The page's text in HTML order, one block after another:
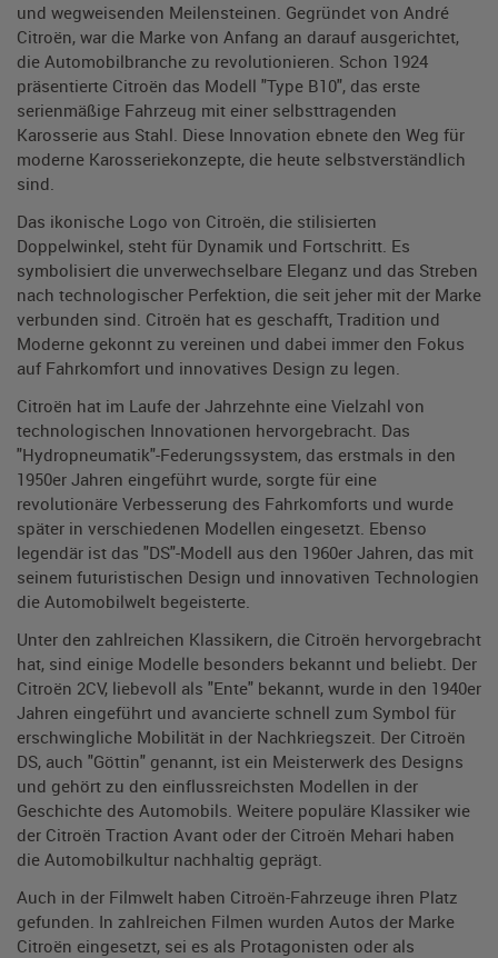
und wegweisenden Meilensteinen. Gegründet von André
Citroën, war die Marke von Anfang an darauf ausgerichtet,
die Automobilbranche zu revolutionieren. Schon 1924
präsentierte Citroën das Modell "Type B10", das erste
serienmäßige Fahrzeug mit einer selbsttragenden
Karosserie aus Stahl. Diese Innovation ebnete den Weg für
moderne Karosseriekonzepte, die heute selbstverständlich
sind.
Das ikonische Logo von Citroën, die stilisierten
Doppelwinkel, steht für Dynamik und Fortschritt. Es
symbolisiert die unverwechselbare Eleganz und das Streben
nach technologischer Perfektion, die seit jeher mit der Marke
verbunden sind. Citroën hat es geschafft, Tradition und
Moderne gekonnt zu vereinen und dabei immer den Fokus
auf Fahrkomfort und innovatives Design zu legen.
Citroën hat im Laufe der Jahrzehnte eine Vielzahl von
technologischen Innovationen hervorgebracht. Das
"Hydropneumatik"-Federungssystem, das erstmals in den
1950er Jahren eingeführt wurde, sorgte für eine
revolutionäre Verbesserung des Fahrkomforts und wurde
später in verschiedenen Modellen eingesetzt. Ebenso
legendär ist das "DS"-Modell aus den 1960er Jahren, das mit
seinem futuristischen Design und innovativen Technologien
die Automobilwelt begeisterte.
Unter den zahlreichen Klassikern, die Citroën hervorgebracht
hat, sind einige Modelle besonders bekannt und beliebt. Der
Citroën 2CV, liebevoll als "Ente" bekannt, wurde in den 1940er
Jahren eingeführt und avancierte schnell zum Symbol für
erschwingliche Mobilität in der Nachkriegszeit. Der Citroën
DS, auch "Göttin" genannt, ist ein Meisterwerk des Designs
und gehört zu den einflussreichsten Modellen in der
Geschichte des Automobils. Weitere populäre Klassiker wie
der Citroën Traction Avant oder der Citroën Mehari haben
die Automobilkultur nachhaltig geprägt.
Auch in der Filmwelt haben Citroën-Fahrzeuge ihren Platz
gefunden. In zahlreichen Filmen wurden Autos der Marke
Citroën eingesetzt, sei es als Protagonisten oder als